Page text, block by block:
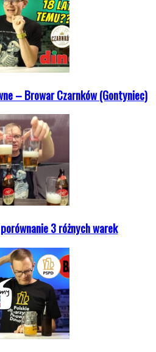
– Browar Czarnków (Gontyniec)
3 różnych warek